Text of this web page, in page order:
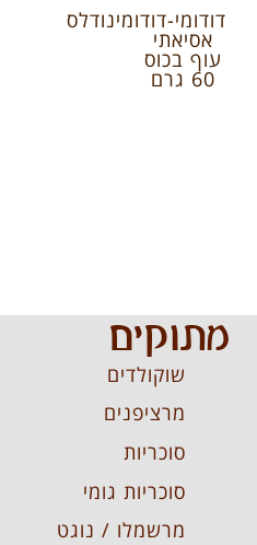
דודומי-דודומינודלס
אסיאתי
עוף בכוס
60 גרם
מתוקים
שוקולדים
מרציפנים
סוכריות
סוכריות גומי
מרשמלו / נוגט